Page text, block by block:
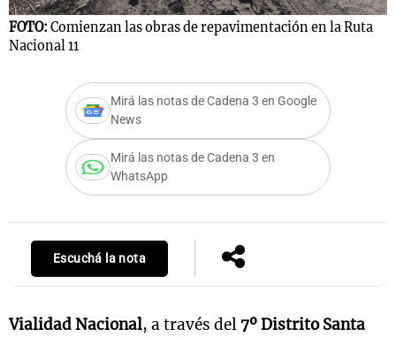
FOTO: Comienzan las obras de repavimentación en la Ruta
Nacional 11
Mirá las notas de Cadena 3 en Google
News
Mirá las notas de Cadena 3 en
WhatsApp
Escuchá la nota
Vialidad Nacional, a través del7º Distrito Santa